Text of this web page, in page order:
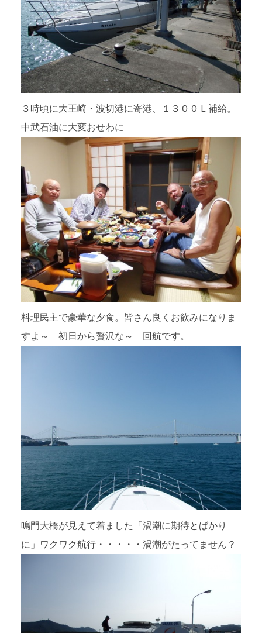
３時頃に大王崎・波切港に寄港、１３００Ｌ補給。
中武石油に大変おせわに
料理民主で豪華な夕食。皆さん良くお飲みになりま
すよ～ 初日から贅沢な～ 回航です。
鳴門大橋が見えて着ました「渦潮に期待とばかり
に」ワクワク航行・・・・・渦潮がたってません？